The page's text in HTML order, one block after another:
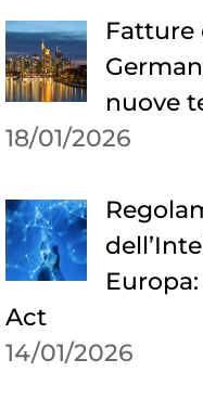
Fatture
nuove
18/01/2026
Act
14/01/2026